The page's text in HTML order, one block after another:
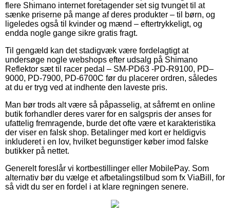
flere Shimano internet foretagender set sig tvunget til at
sænke priserne på mange af deres produkter – til børn, og
ligeledes også til kvinder og mænd – eftertrykkeligt, og
endda nogle gange sikre gratis fragt.
Til gengæld kan det stadigvæk være fordelagtigt at
undersøge nogle webshops efter udsalg på Shimano
Reflektor sæt til racer pedal – SM-PD63 -PD-R9100, PD–
9000, PD-7900, PD-6700C før du placerer ordren, således
at du er tryg ved at indhente den laveste pris.
Man bør trods alt være så påpasselig, at såfremt en online
butik forhandler deres varer for en salgspris der anses for
ufattelig fremragende, burde det ofte være et karakteristika
der viser en falsk shop. Betalinger med kort er heldigvis
inkluderet i en lov, hvilket begunstiger køber imod falske
butikker på nettet.
Generelt foreslår vi kortbestillinger eller MobilePay. Som
alternativ bør du vælge et afbetalingstilbud som fx ViaBill, for
så vidt du ser en fordel i at klare regningen senere.